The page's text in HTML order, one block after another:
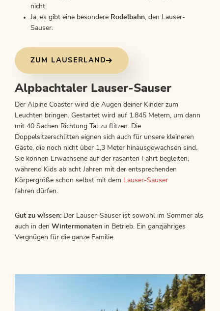
nicht.
Ja, es gibt eine besondere Rodelbahn, den Lauser-
Sauser.
ZUM LAUSERLAND
Alpbachtaler Lauser-Sauser
Der Alpine Coaster wird die Augen deiner Kinder zum
Leuchten bringen. Gestartet wird auf 1.845 Metern, um dann
mit 40 Sachen Richtung Tal zu flitzen. Die
Doppelsitzerschlitten eignen sich auch für unsere kleineren
Gäste, die noch nicht über 1,3 Meter hinausgewachsen sind.
Sie können Erwachsene auf der rasanten Fahrt begleiten,
während Kids ab acht Jahren mit der entsprechenden
Körpergröße schon selbst mit dem Lauser-Sauser
fahren dürfen.
Gut zu wissen: Der Lauser-Sauser ist sowohl im Sommer als
auch in den Wintermonaten in Betrieb. Ein ganzjähriges
Vergnügen für die ganze Familie.